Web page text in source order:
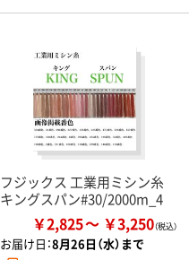
フジックス 工業用ミシン糸
キングスパン#30/2000m_4
￥2,825 ￥3,250
お届け日：8月26日（水）まで